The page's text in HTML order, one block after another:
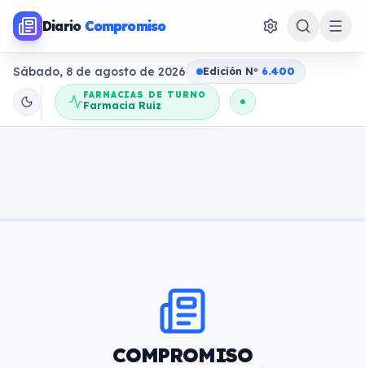
Diario Compromiso
Sábado, 8 de agosto de 2026 Edición No 6.400
FARMACIAS DE TURNO
Farmacia Ruiz
COMPROMISO